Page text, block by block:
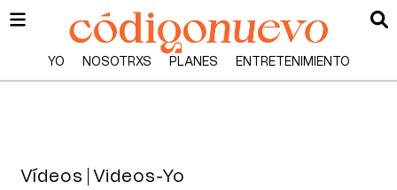
YO NOSOTRXS PLANES ENTRETENIMIENTO
Vídeos Videos-Yo